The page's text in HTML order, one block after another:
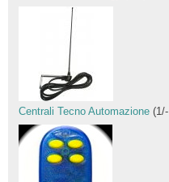
Centrali Tecno Automazione (1/-